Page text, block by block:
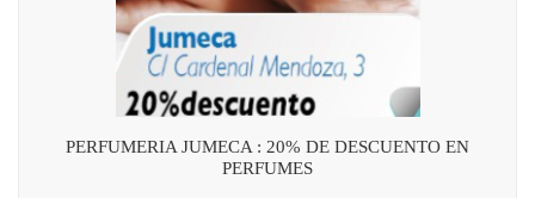
PERFUMERIA JUMECA : 20% DE DESCUENTO EN
PERFUMES